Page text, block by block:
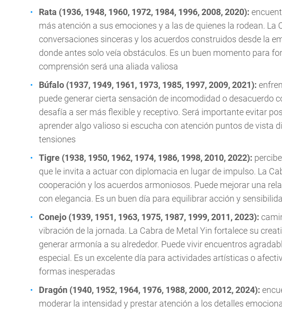
Rata (1936, 1948, 1960, 1972, 1984, 1996, 2008, 2020):
más atención a sus emociones y a las de quienes la rodean. La
conversaciones sinceras y los acuerdos construidos desde la
donde antes solo veía obstáculos. Es un buen momento para
comprensión será una aliada valiosa
Búfalo (1937, 1949, 1961, 1973, 1985, 1997, 2009, 2021):
puede generar cierta sensación de incomodidad o desacuerdo
desafía a ser más flexible y receptivo. Será importante evitar
aprender algo valioso si escucha con atención puntos de vista
tensiones
Tigre (1938, 1950, 1962, 1974, 1986, 1998, 2010, 2022):
que le invita a actuar con diplomacia en lugar de impulso. La
cooperación y los acuerdos armoniosos. Puede mejorar una
con elegancia. Es un buen día para equilibrar acción y
Conejo (1939, 1951, 1963, 1975, 1987, 1999, 2011, 2023):
vibración de la jornada. La Cabra de Metal Yin fortalece su
generar armonía a su alrededor. Puede vivir encuentros
especial. Es un excelente día para actividades artísticas o
formas inesperadas
Dragón (1940, 1952, 1964, 1976, 1988, 2000, 2012, 2024):
moderar la intensidad y prestar atención a los detalles